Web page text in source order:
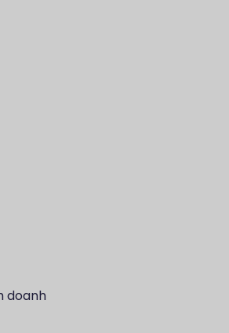
doanh